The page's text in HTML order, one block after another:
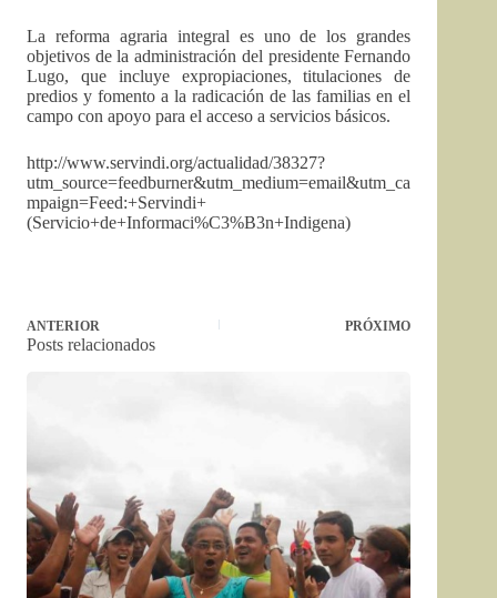
La reforma agraria integral es uno de los grandes
objetivos de la administración del presidente Fernando
Lugo, que incluye expropiaciones, titulaciones de
predios y fomento a la radicación de las familias en el
campo con apoyo para el acceso a servicios básicos.
http://www.servindi.org/actualidad/38327?
utm_source=feedburner&utm_medium=email&utm_ca
mpaign=Feed:+Servindi+
(Servicio+de+Informaci%C3%B3n+Indigena)
ANTERIOR PRÓXIMO
Posts relacionados